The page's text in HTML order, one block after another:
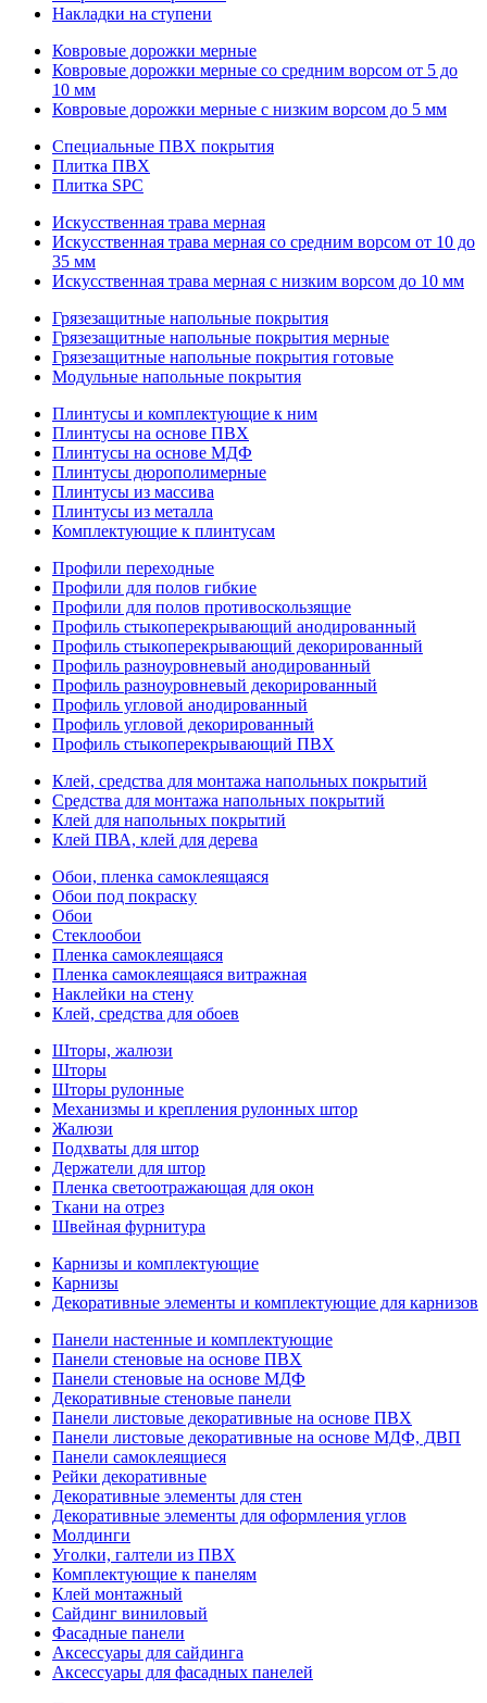
Накладки на ступени
Ковровые дорожки мерные
Ковровые дорожки мерные со средним ворсом от 5 до
10 мм
Ковровые дорожки мерные с низким ворсом до 5 мм
Специальные ПВХ покрытия
Плитка ПВХ
Плитка SPC
Искуccтвенная трава мерная
Искусственная трава мерная со средним ворсом от 10 до
35 мм
Искусственная трава мерная с низким ворсом до 10 мм
Грязезащитные напольные покрытия
Грязезащитные напольные покрытия мерные
Грязезащитные напольные покрытия готовые
Модульные напольные покрытия
Плинтусы и комплектующие к ним
Плинтусы на основе ПВХ
Плинтусы на основе МДФ
Плинтусы дюрополимерные
Плинтусы из массива
Плинтусы из металла
Комплектующие к плинтусам
Профили переходные
Профили для полов гибкие
Профили для полов противоскользящие
Профиль стыкоперекрывающий анодированный
Профиль стыкоперекрывающий декорированный
Профиль разноуровневый анодированный
Профиль разноуровневый декорированный
Профиль угловой анодированный
Профиль угловой декорированный
Профиль стыкоперекрывающий ПВХ
Клей, средства для монтажа напольных покрытий
Средства для монтажа напольных покрытий
Клей для напольных покрытий
Клей ПВА, клей для дерева
Обои, пленка самоклеящаяся
Обои под покраску
Обои
Стеклообои
Пленка самоклеящаяся
Пленка самоклеящаяся витражная
Наклейки на стену
Клей, средства для обоев
Шторы, жалюзи
Шторы
Шторы рулонные
Механизмы и крепления рулонных штор
Жалюзи
Подхваты для штор
Держатели для штор
Пленка светоотражающая для окон
Ткани на отрез
Швейная фурнитура
Карнизы и комплектующие
Карнизы
Декоративные элементы и комплектующие для карнизов
Панели настенные и комплектующие
Панели стеновые на основе ПВХ
Панели стеновые на основе МДФ
Декоративные стеновые панели
Панели листовые декоративные на основе ПВХ
Панели листовые декоративные на основе МДФ, ДВП
Панели самоклеящиеся
Рейки декоративные
Декоративные элементы для стен
Декоративные элементы для оформления углов
Молдинги
Уголки, галтели из ПВХ
Комплектующие к панелям
Клей монтажный
Сайдинг виниловый
Фасадные панели
Аксессуары для сайдинга
Аксессуары для фасадных панелей